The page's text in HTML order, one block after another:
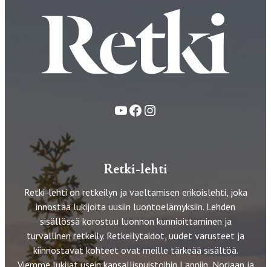
YouTube
FacebookInstagram
Retki-lehti
Retki-lehti on retkeilyn ja vaeltamisen erikoislehti, joka
innostaa lukijoita uusiin luontoelämyksiin. Lehden
sisällössä korostuu luonnon kunnioittaminen ja
turvallinen retkeily. Retkeilytaidot, uudet varusteet ja
kiinnostavat kohteet ovat meille tärkeää sisältöä.
Viemme lukijat usein kansallispuistoihin Lappiin, Norjaan ja